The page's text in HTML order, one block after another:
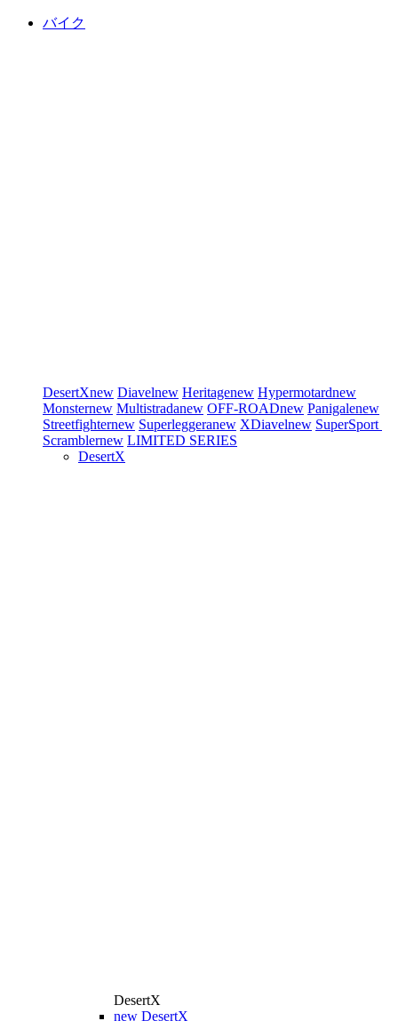
バイク
DesertXnew Diavelnew Heritagenew Hypermotardnew
Monsternew Multistradanew OFF-ROADnew Panigalenew
Streetfighternew Superleggeranew XDiavelnew SuperSport
Scramblernew LIMITED SERIES
DesertX
DesertX
new DesertX